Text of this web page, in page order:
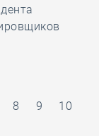
8 9 10